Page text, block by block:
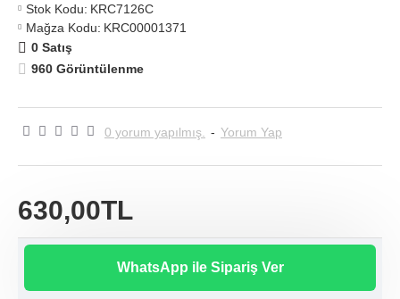
Stok Kodu: KRC7126C
Mağza Kodu: KRC00001371
0 Satış
960 Görüntülenme
0 yorum yapılmış. - Yorum Yap
630,00TL
WhatsApp ile Sipariş Ver